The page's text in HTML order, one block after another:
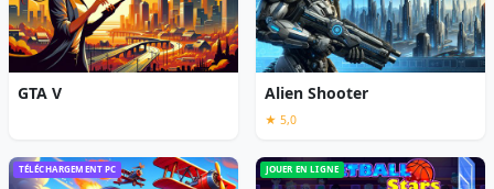
GTA V Alien Shooter
★ 5,0
TÉLÉCHARGEMENT PC JOUER EN LIGNE